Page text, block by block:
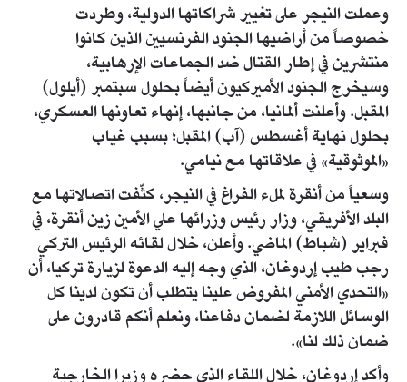
وعملت النيجر على تغيير شراكاتها الدولية، وطردت
خصوصاً من أراضيها الجنود الفرنسيين الذين كانوا
منتشرين في إطار القتال ضد الجماعات الإرهابية،
وسيخرج الجنود الأميركيون أيضاً بحلول سبتمبر (أيلول)
المقبل. وأعلنت ألمانيا، من جانبها، إنهاء تعاونها العسكري،
بحلول نهاية أغسطس (آب) المقبل؛ بسبب غياب
«الموثوقية» في علاقاتها مع نيامي.
وسعياً من أنقرة لملء الفراغ في النيجر، كثّفت اتصالاتها مع
البلد الأفريقي، وزار رئيس وزرائها علي الأمين زين أنقرة، في
فبراير (شباط) الماضي. وأعلن، خلال لقائه الرئيس التركي
رجب طيب إردوغان، الذي وجه إليه الدعوة لزيارة تركيا، أن
«التحدي الأمني المفروض علينا يتطلب أن تكون لدينا كل
الوسائل اللازمة لضمان دفاعنا، ونعلم أنكم قادرون على
ضمان ذلك لنا».